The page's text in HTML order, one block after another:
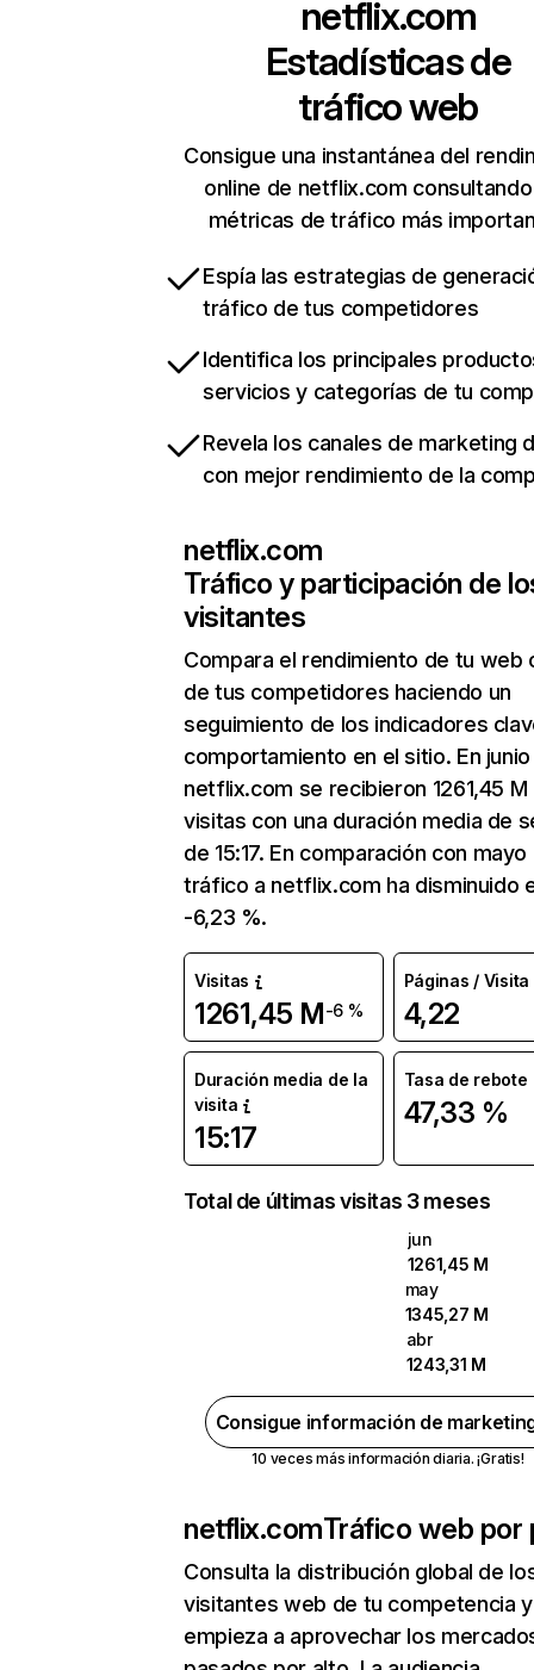
netflix.com
Estadísticas de
tráfico web
Consigue una instantánea del
online de netflix.com
métricas de tráfico más
Espía las estrategias de
tráfico de tus competidores
Identifica los principales
servicios y categorías de tu
Revela los canales de marketing
con mejor rendimiento de la
netflix.com
Tráfico y participación de
visitantes
Compara el rendimiento de tu web
de tus competidores haciendo un
seguimiento de los indicadores
comportamiento en el sitio. En junio
netflix.com se recibieron 1261,45 M
visitas con una duración media de
de 15:17. En comparación con mayo
tráfico a netflix.com ha disminuido
-6,23 %.
Visitas
1261,45 M-6 %
Páginas / Visita
4,22
Duración media de la
visita
15:17
Tasa de rebote
47,33 %
Total de últimas visitas 3 meses
jun
1261,45 M
may
1345,27 M
abr
1243,31 M
Consigue información de
10 veces más información diaria. ¡Gratis!
netflix.comTráfico web por
Consulta la distribución global de
visitantes web de tu competencia y
empieza a aprovechar los